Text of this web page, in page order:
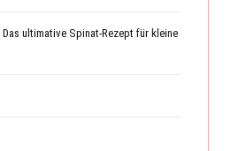
ultimative Spinat-Rezept für kleine